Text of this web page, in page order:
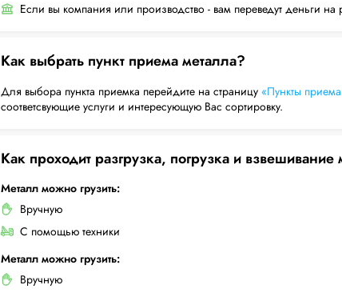
Если вы компания или производство - вам переведут деньги на
Как выбрать пункт приема металла?
Для выбора пункта приемка перейдите на страницу «Пункты
соответсвующие услуги и интересующую Вас сортировку.
Как проходит разгрузка, погрузка и взвешивание
Металл можно грузить:
Вручную
С помощью техники
Металл можно грузить:
Вручную